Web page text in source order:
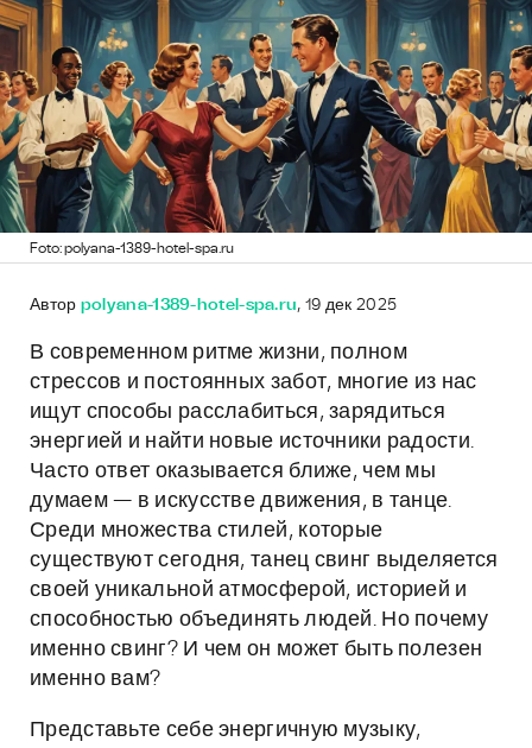
Foto: polyana-1389-hotel-spa.ru
Автор polyana-1389-hotel-spa.ru, 19 дек 2025
В современном ритме жизни, полном
стрессов и постоянных забот, многие из нас
ищут способы расслабиться, зарядиться
энергией и найти новые источники радости.
Часто ответ оказывается ближе, чем мы
думаем — в искусстве движения, в танце.
Среди множества стилей, которые
существуют сегодня, танец свинг выделяется
своей уникальной атмосферой, историей и
способностью объединять людей. Но почему
именно свинг? И чем он может быть полезен
именно вам?
Представьте себе энергичную музыку,